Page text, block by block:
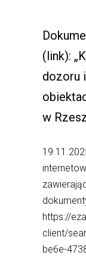
(link):
dozoru
w
https://
client/
be6e-